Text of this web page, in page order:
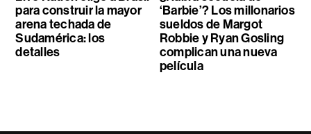
para construir la mayor
arena techada de
Sudamérica: los
detalles
‘Barbie’? Los millonarios
sueldos de Margot
Robbie y Ryan Gosling
complican una nueva
película